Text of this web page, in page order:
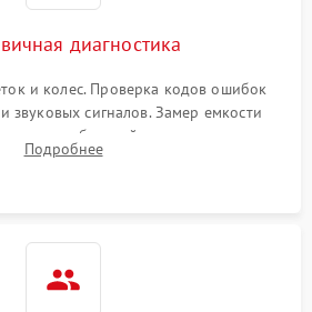
диагностика
и колес. Проверка кодов ошибок
звуковых сигналов. Замер емкости
базовой станции зарядки.
бампера и датчиков падения для
Подробнее